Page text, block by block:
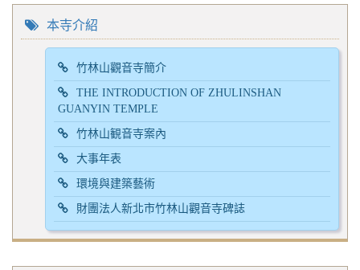
本寺介紹
竹林山觀音寺簡介
THE INTRODUCTION OF ZHULINSHAN
GUANYIN TEMPLE
竹林山観音寺案內
大事年表
環境與建築藝術
財團法人新北市竹林山觀音寺碑誌